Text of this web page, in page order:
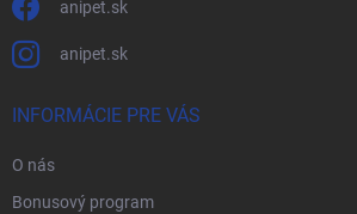
anipet.sk
anipet.sk
INFORMÁCIE PRE VÁS
O nás
Bonusový program